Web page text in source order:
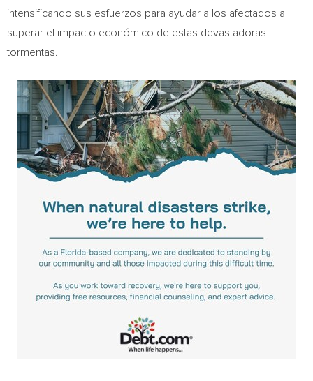
intensificando sus esfuerzos para ayudar a los afectados a
superar el impacto económico de estas devastadoras
tormentas.